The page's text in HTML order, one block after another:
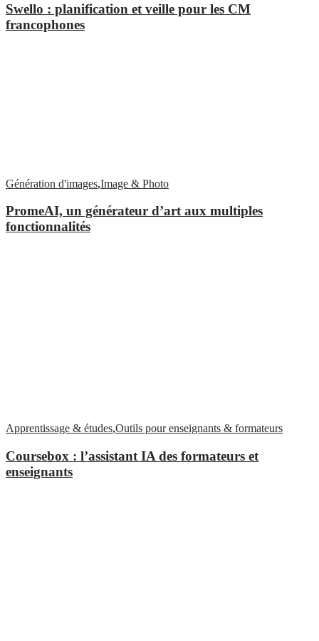
Swello : planification et veille pour les CM
francophones
Génération d'images,Image & Photo
PromeAI, un générateur d’art aux multiples
fonctionnalités
Apprentissage & études,Outils pour enseignants & formateurs
Coursebox : l’assistant IA des formateurs et
enseignants